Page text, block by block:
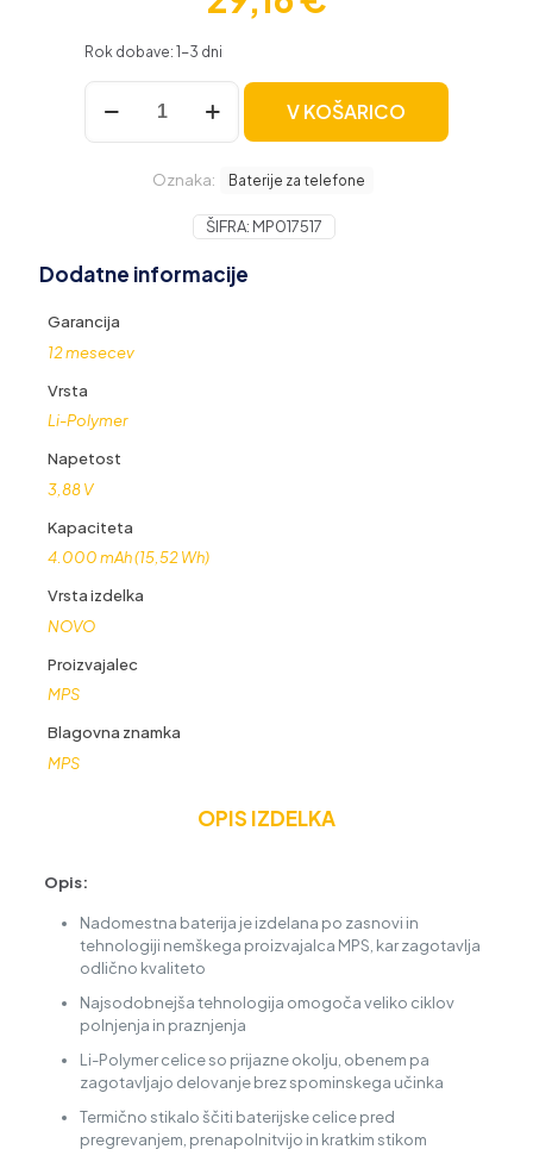
Rok dobave: 1-3 dni
Baterija
Samsung
G991,
mAh
V KOŠARICO
Oznaka: Baterije za telefone
ŠIFRA: MP017517
Dodatne informacije
Garancija
12 mesecev
Vrsta
Li-Polymer
Napetost
3,88 V
Kapaciteta
4.000 mAh (15,52 Wh)
Vrsta izdelka
NOVO
Proizvajalec
MPS
Blagovna znamka
MPS
OPIS IZDELKA
Opis:
Nadomestna baterija je izdelana po zasnovi in
tehnologiji nemškega proizvajalca MPS, kar zagotavlja
odlično kvaliteto
Najsodobnejša tehnologija omogoča veliko ciklov
polnjenja in praznjenja
Li-Polymer celice so prijazne okolju, obenem pa
zagotavljajo delovanje brez spominskega učinka
Termično stikalo ščiti baterijske celice pred
pregrevanjem, prenapolnitvijo in kratkim stikom